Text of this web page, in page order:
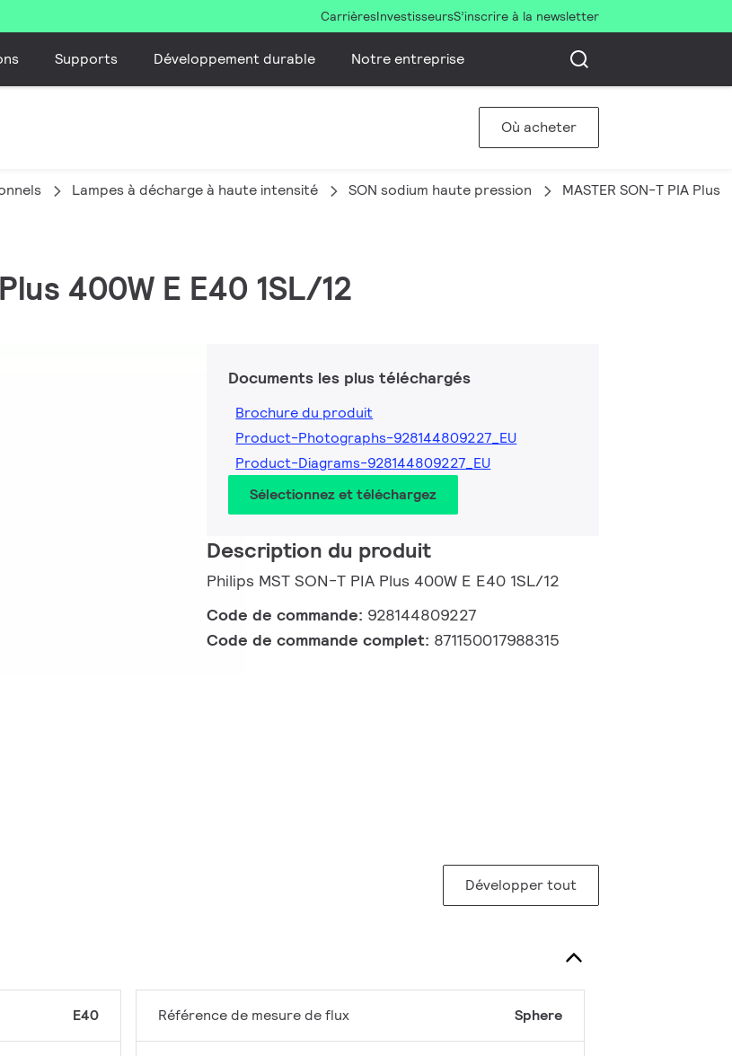
CarrièresInvestisseursS’inscrire à la newsletter
Supports Développement durable Notre entreprise
Où acheter
Lampes à décharge à haute intensité SON sodium haute pression MASTER SON-T PIA Plus
400W E E40 1SL/12
Documents les plus téléchargés
Brochure du produit
Product-Photographs-928144809227_EU
Product-Diagrams-928144809227_EU
Sélectionnez et téléchargez
Description du produit
Philips MST SON-T PIA Plus 400W E E40 1SL/12
Code de commande: 928144809227
Code de commande complet: 871150017988315
Développer tout
E40 Référence de mesure de flux Sphere